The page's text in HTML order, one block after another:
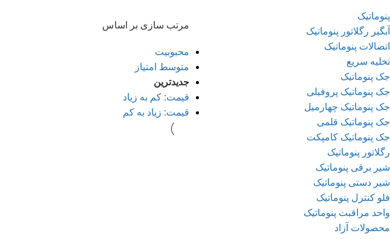
پنوماتیک
آبگیر رگلاتور پنوماتیک
اتصالات پنوماتیک
تخلیه سریع
جک پنوماتیک
جک پنوماتیک پروفیلی
جک پنوماتیک چهارمیل
جک پنوماتیک قلمی
جک پنوماتیک کامپکت
رگلاتور پنوماتیک
شیر برقی پنوماتیک
شیر دستی پنوماتیک
فلو کنترل پنوماتیک
واحد مراقبت پنوماتیک
محصولات آزاد
مرتب سازی بر اساس
محبوبیت
متوسط امتیاز
جدیدترین
قیمت: کم به زیاد
قیمت: زیاد به کم